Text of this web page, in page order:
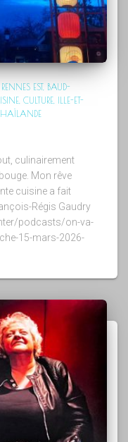
EST BAUD-
CULTURE
ILLE-ET-
culinairement
Mon rêve
cuisine a fait
Régis Gaudry
podcasts/on-va-
15-mars-2026-